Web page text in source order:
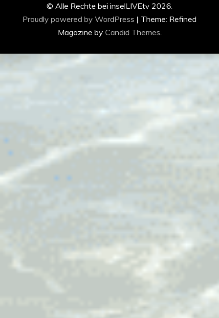
© Alle Rechte bei inselLIVEtv 2026.
Proudly powered by WordPress | Theme: Refined
Magazine by Candid Themes